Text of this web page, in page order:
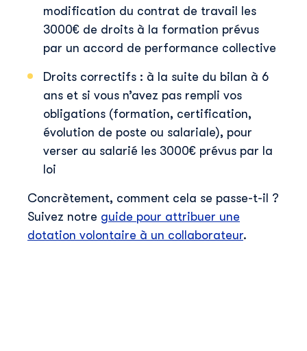
modification du contrat de travail les
3000€ de droits à la formation prévus
par un accord de performance collective
Droits correctifs : à la suite du bilan à 6
ans et si vous n’avez pas rempli vos
obligations (formation, certification,
évolution de poste ou salariale), pour
verser au salarié les 3000€ prévus par la
loi
Concrètement, comment cela se passe-t-il ?
Suivez notre guide pour attribuer une
dotation volontaire à un collaborateur.